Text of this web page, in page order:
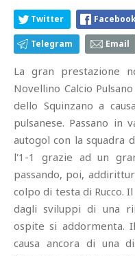
Twitter
Telegram Email
La gran prestazione
Novellino Calcio
dello Squinzano a
pulsanese. Passano in
autogol con la squadra
l'1-1 grazie ad un
passando, poi,
colpo di testa di Rucco.
dagli sviluppi di una
ospite si addormenta.
causa ancora di una